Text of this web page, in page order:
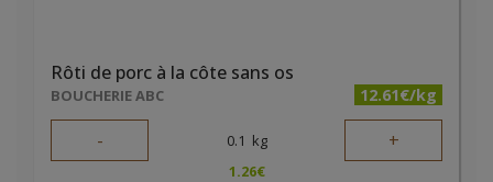
Rôti de porc à la côte sans os
BOUCHERIE ABC 12.61€/kg
- 0.1 kg +
1.26€